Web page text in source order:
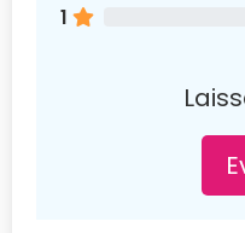
1